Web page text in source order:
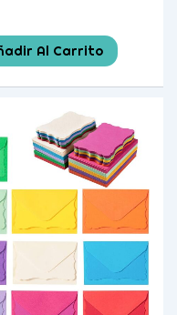
Al Carrito